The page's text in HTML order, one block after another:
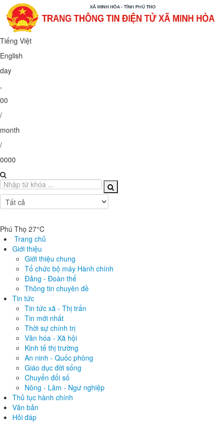
Tiếng Việt
English
Thứ Sáu
,
07
/
08
/
2026
Tất cả
Tin tức
Tài liệu
Phát thanh
Phú Thọ 27°C
Trang chủ
Giới thiệu
Giới thiệu chung
Tổ chức bộ máy Hành chính
Đảng - Đoàn thể
Thông tin chuyên đề
Tin tức
Tin tức xã - Thị trấn
Tin mới nhất
Thời sự chính trị
Văn hóa - Xã hội
Kinh tế thị trường
An ninh - Quốc phòng
Giáo dục đời sống